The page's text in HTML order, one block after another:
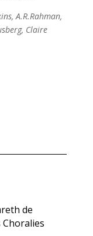
A.R.Rahman,
Claire
de
Choralies